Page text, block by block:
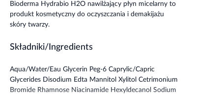
Bioderma Hydrabio H2O nawilżający płyn micelarny to
produkt kosmetyczny do oczyszczania i demakijażu
skóry twarzy.
Składniki/Ingredients
Aqua/Water/Eau Glycerin Peg-6 Caprylic/Capric
Glycerides Disodium Edta Mannitol Xylitol Cetrimonium
Bromide Rhamnose Niacinamide Hexyldecanol Sodium